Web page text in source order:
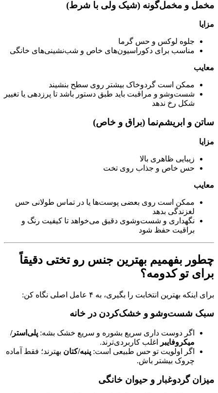
مخمل و مخمل‌گونه (شیک ولی با شرط)
مزایا
جلوه لوکس و حس گرما
مناسب برای دکوراسیون‌های خاص و شب‌نشینی‌های خانگی
معایب
ممکن است گردوخاک بیشتر روی سطح بنشیند
شست‌وشو و مراقبت باید طبق دستور باشد تا پرزدهی یا تغییر
شکل رخ ندهد
ساتن و ابریشم‌نما (براق و خاص)
مزایا
زیبایی ظاهری بالا
حس خاص و جذاب روی تخت
معایب
ممکن است روی بعضی پوست‌ها یا در تماس طولانی حس
لغزندگی بدهد
نگهداری و شست‌وشوی دقیق می‌خواهد تا کیفیت رنگ و
براقیت حفظ شود
چطور بفهمیم بهترین جنس رو تختی دقیقاً
برای تو کدومه؟
برای اینکه بهترین انتخابت را بگیری، به ۴ عامل اصلی نگاه کن:
سبک شست‌وشو و خشک‌کردن در خانه
اگر دوست داری سریع بشوره و سریع خشک بشه: پلی‌استر/
میکروفایبر
اغلب کاربردی‌ترند.
اگر اولویت تو حس طبیعی است: پنبه/کتان بهترند؛ فقط آماده
چروک بیشتر باش.
میزان گردوغبار و حیوان خانگی